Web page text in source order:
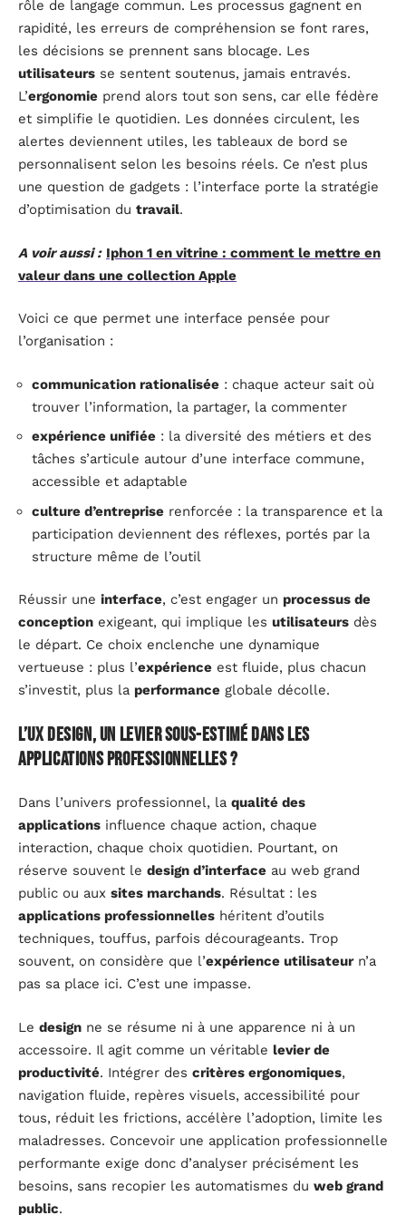
rôle de langage commun. Les processus gagnent en
rapidité, les erreurs de compréhension se font rares,
les décisions se prennent sans blocage. Les
utilisateurs se sentent soutenus, jamais entravés.
L’ergonomie prend alors tout son sens, car elle fédère
et simplifie le quotidien. Les données circulent, les
alertes deviennent utiles, les tableaux de bord se
personnalisent selon les besoins réels. Ce n’est plus
une question de gadgets : l’interface porte la stratégie
d’optimisation du travail.
A voir aussi : Iphon 1 en vitrine : comment le mettre en
valeur dans une collection Apple
Voici ce que permet une interface pensée pour
l’organisation :
communication rationalisée : chaque acteur sait où
trouver l’information, la partager, la commenter
expérience unifiée : la diversité des métiers et des
tâches s’articule autour d’une interface commune,
accessible et adaptable
culture d’entreprise renforcée : la transparence et la
participation deviennent des réflexes, portés par la
structure même de l’outil
Réussir une interface, c’est engager un processus de
conception exigeant, qui implique les utilisateurs dès
le départ. Ce choix enclenche une dynamique
vertueuse : plus l’expérience est fluide, plus chacun
s’investit, plus la performance globale décolle.
l’UX design, un levier sous-estimé dans les
applications professionnelles ?
Dans l’univers professionnel, la qualité des
applications influence chaque action, chaque
interaction, chaque choix quotidien. Pourtant, on
réserve souvent le design d’interface au web grand
public ou aux sites marchands. Résultat : les
applications professionnelles héritent d’outils
techniques, touffus, parfois décourageants. Trop
souvent, on considère que l’expérience utilisateurn’a
pas sa place ici. C’est une impasse.
Le design ne se résume ni à une apparence ni à un
accessoire. Il agit comme un véritable levier de
productivité. Intégrer des critères ergonomiques,
navigation fluide, repères visuels, accessibilité pour
tous, réduit les frictions, accélère l’adoption, limite les
maladresses. Concevoir une application professionnelle
performante exige donc d’analyser précisément les
besoins, sans recopier les automatismes du web grand
public.